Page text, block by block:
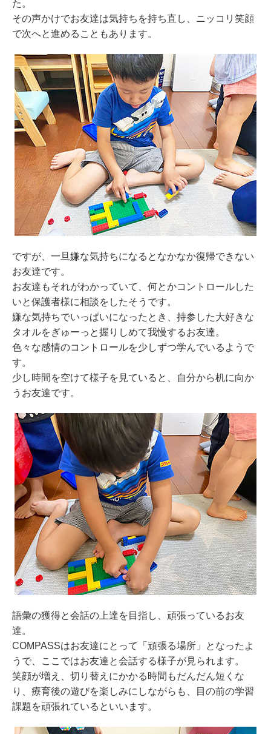
た。
その声かけでお友達は気持ちを持ち直し、ニッコリ笑顔
で次へと進めることもあります。
ですが、一旦嫌な気持ちになるとなかなか復帰できない
お友達です。
お友達もそれがわかっていて、何とかコントロールした
いと保護者様に相談をしたそうです。
嫌な気持ちでいっぱいになったとき、持参した大好きな
タオルをぎゅーっと握りしめて我慢するお友達。
色々な感情のコントロールを少しずつ学んでいるようで
す。
少し時間を空けて様子を見ていると、自分から机に向か
うお友達です。
語彙の獲得と会話の上達を目指し、頑張っているお友
達。
COMPASSはお友達にとって「頑張る場所」となったよ
うで、ここではお友達と会話する様子が見られます。
笑顔が増え、切り替えにかかる時間もだんだん短くな
り、療育後の遊びを楽しみにしながらも、目の前の学習
課題を頑張れているといいます。